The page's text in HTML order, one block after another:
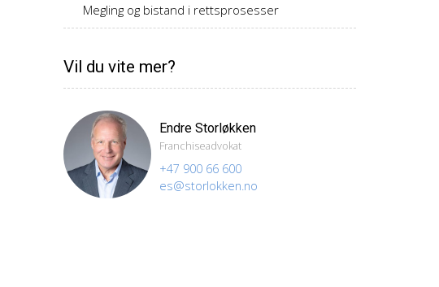
Megling og bistand i rettsprosesser
Vil du vite mer?
Endre Storløkken
Franchiseadvokat
+47 900 66 600
es@storlokken.no